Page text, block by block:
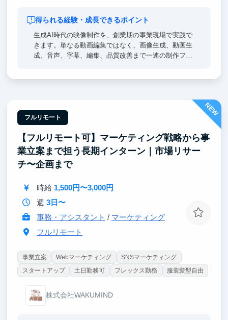
得られる経験・成長できるポイント
生成AI時代の映像制作を、創業期の事業現場で実践で
きます。単なる動画編集ではなく、画像生成、動画生
成、音声、字幕、編集、品質改善まで一連の制作フロ
NEW
フルリモート
【フルリモート可】マーケティング戦略から事
業立案まで担う長期インターン｜市場リサー
チ〜企画まで
時給 1,500円〜3,000円
週 3日〜
事務・アシスタント / マーケティング
フルリモート
事業立案 Webマーケティング
SNSマーケティング
スタートアップ
土日勤務可 フレックス勤務 服装髪型自由
株式会社WAKUMIND